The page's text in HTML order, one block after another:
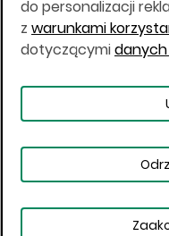
inwestycyjnych nie
jest możliwe
w danej jurysdykcji
nabycie
Copyright © 2026
Warunki
do personalizacji
z warunkami
dotyczącymi